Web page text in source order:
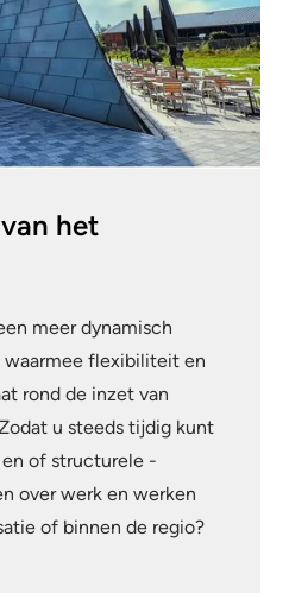
het
meer dynamisch
flexibiliteit en
rond de inzet van
u steeds tijdig kunt
of structurele -
over werk en werken
of binnen de regio?